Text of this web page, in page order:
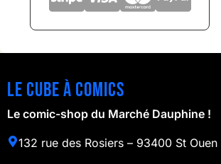
Le cube à comics
Le comic-shop du Marché Dauphine !
132 rue des Rosiers – 93400 St